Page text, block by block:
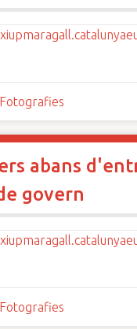
Fotografies
abans
govern
Fotografies